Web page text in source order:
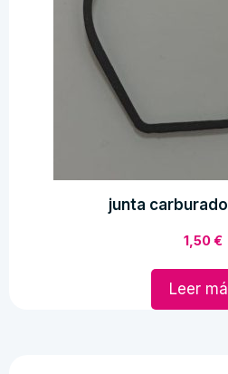
junta
1,50€
Leer